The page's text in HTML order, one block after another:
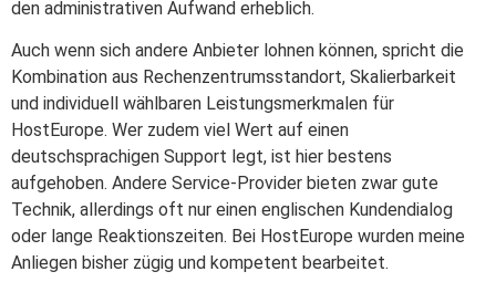
den administrativen Aufwand erheblich.
Auch wenn sich andere Anbieter lohnen können, spricht die
Kombination aus Rechenzentrumsstandort, Skalierbarkeit
und individuell wählbaren Leistungsmerkmalen für
HostEurope. Wer zudem viel Wert auf einen
deutschsprachigen Support legt, ist hier bestens
aufgehoben. Andere Service-Provider bieten zwar gute
Technik, allerdings oft nur einen englischen Kundendialog
oder lange Reaktionszeiten. Bei HostEurope wurden meine
Anliegen bisher zügig und kompetent bearbeitet.